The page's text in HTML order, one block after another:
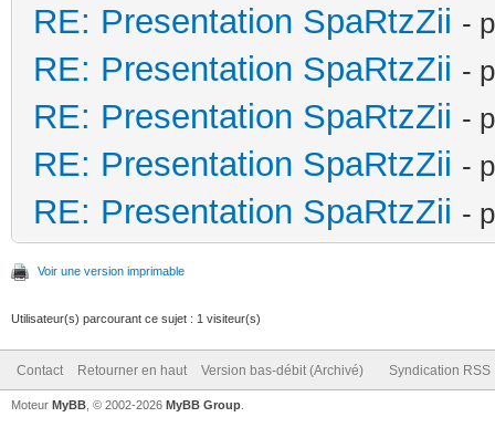
RE: Presentation SpaRtzZii -
RE: Presentation SpaRtzZii -
RE: Presentation SpaRtzZii -
RE: Presentation SpaRtzZii -
RE: Presentation SpaRtzZii -
Voir une version imprimable
Utilisateur(s) parcourant ce sujet : 1 visiteur(s)
Contact Retourner en haut Version bas-débit (Archivé) Syndication RSS
Moteur MyBB , © 2002-2026 MyBB Group